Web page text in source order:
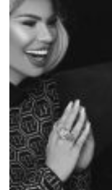
pas...